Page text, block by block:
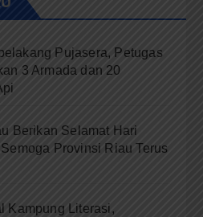
Pujasera, Petugas
3 Armada dan 20
Berikan Selamat Hari
Provinsi Riau Terus
Kampung Literasi,